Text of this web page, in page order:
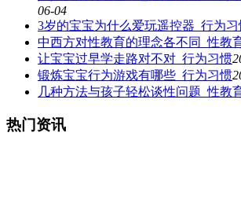
06-04
3岁的宝宝为什么爱玩遥控器_行为习
中西方对性教育的理念各不同_性教
让宝宝过早学走路对不对_行为习惯
锻炼宝宝行为游戏有哪些_行为习惯
几种方法与孩子轻松谈性问题_性教
热门资讯